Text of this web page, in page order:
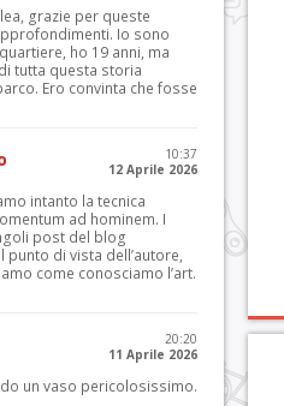
grazie per queste
Io sono
ho 19 anni, ma
tutta questa storia
Ero convinta che fosse
10:37
12 Aprile 2026
intanto la tecnica
ad hominem. I
post del blog
di vista dell’autore,
come conosciamo l’art.
20:20
11 Aprile 2026
un vaso pericolosissimo.